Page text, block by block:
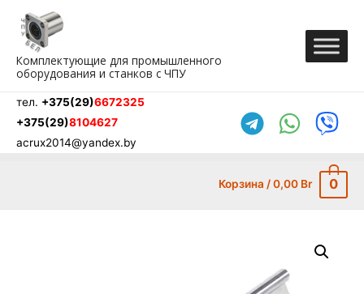
содержимому
Комплектующие для промышленного
оборудования и станков с ЧПУ
тел. +375(29)6672325
+375(29)8104627
acrux2014@yandex.by
Корзина /0,00 Br 0